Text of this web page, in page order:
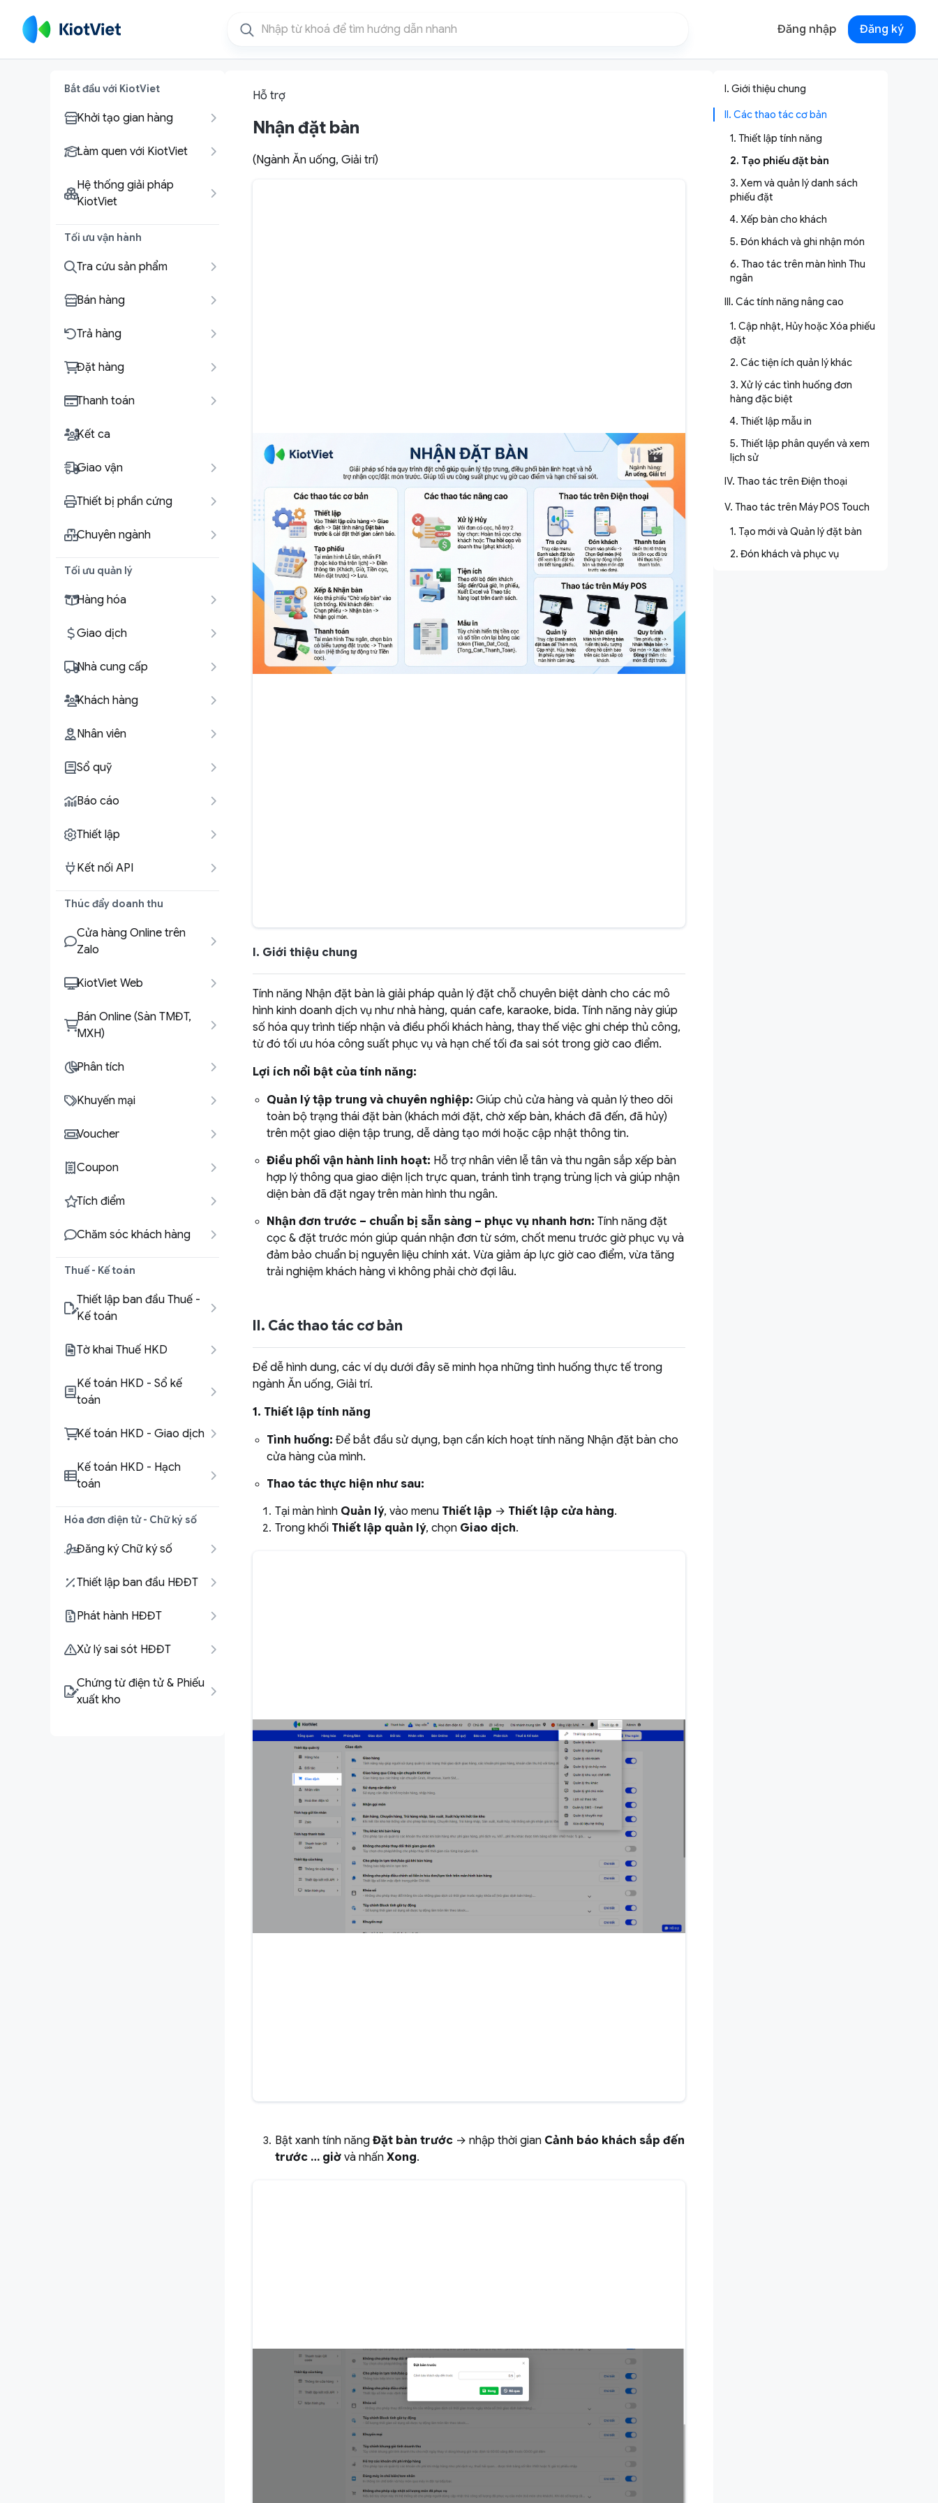
Đăng nhập Đăng ký
Bắt đầu với KiotViet
Khởi tạo gian hàng
Làm quen với KiotViet
Hệ thống giải pháp
KiotViet
Tối ưu vận hành
Tra cứu sản phẩm
Bán hàng
Trả hàng
Đặt hàng
Thanh toán
Kết ca
Giao vận
Thiết bị phần cứng
Chuyên ngành
Tối ưu quản lý
Hàng hóa
Giao dịch
Nhà cung cấp
Khách hàng
Nhân viên
Sổ quỹ
Báo cáo
Thiết lập
Kết nối API
Thúc đẩy doanh thu
Cửa hàng Online trên
Zalo
KiotViet Web
Bán Online (Sàn TMĐT,
MXH)
Phân tích
Khuyến mại
Voucher
Coupon
Tích điểm
Chăm sóc khách hàng
Thuế - Kế toán
Thiết lập ban đầu Thuế -
Kế toán
Tờ khai Thuế HKD
Kế toán HKD - Sổ kế
toán
Kế toán HKD - Giao dịch
Kế toán HKD - Hạch
toán
Hóa đơn điện tử - Chữ ký số
Đăng ký Chữ ký số
Thiết lập ban đầu HĐĐT
Phát hành HĐĐT
Xử lý sai sót HĐĐT
Chứng từ điện tử & Phiếu
xuất kho
Hỗ trợ
Nhận đặt bàn
(Ngành Ăn uống, Giải trí)
I. Giới thiệu chung
Tính năng Nhận đặt bàn là giải pháp quản lý đặt chỗ chuyên biệt dành cho các mô
hình kinh doanh dịch vụ như nhà hàng, quán cafe, karaoke, bida. Tính năng này giúp
số hóa quy trình tiếp nhận và điều phối khách hàng, thay thế việc ghi chép thủ công,
từ đó tối ưu hóa công suất phục vụ và hạn chế tối đa sai sót trong giờ cao điểm.
Lợi ích nổi bật của tính năng:
Quản lý tập trung và chuyên nghiệp: Giúp chủ cửa hàng và quản lý theo dõi
toàn bộ trạng thái đặt bàn (khách mới đặt, chờ xếp bàn, khách đã đến, đã hủy)
trên một giao diện tập trung, dễ dàng tạo mới hoặc cập nhật thông tin.
Điều phối vận hành linh hoạt: Hỗ trợ nhân viên lễ tân và thu ngân sắp xếp bàn
hợp lý thông qua giao diện lịch trực quan, tránh tình trạng trùng lịch và giúp nhận
diện bàn đã đặt ngay trên màn hình thu ngân.
Nhận đơn trước – chuẩn bị sẵn sàng – phục vụ nhanh hơn: Tính năng đặt
cọc & đặt trước món giúp quán nhận đơn từ sớm, chốt menu trước giờ phục vụ và
đảm bảo chuẩn bị nguyên liệu chính xát. Vừa giảm áp lực giờ cao điểm, vừa tăng
trải nghiệm khách hàng vì không phải chờ đợi lâu.
II. Các thao tác cơ bản
Để dễ hình dung, các ví dụ dưới đây sẽ minh họa những tình huống thực tế trong
ngành Ăn uống, Giải trí.
1. Thiết lập tính năng
Tình huống: Để bắt đầu sử dụng, bạn cần kích hoạt tính năng Nhận đặt bàn cho
cửa hàng của mình.
Thao tác thực hiện như sau:
Tại màn hình Quản lý, vào menu Thiết lập → Thiết lập cửa hàng.
Trong khối Thiết lập quản lý, chọn Giao dịch.
Bật xanh tính năng Đặt bàn trước → nhập thời gian Cảnh báo khách sắp đến
trước … giờ và nhấn Xong.
I. Giới thiệu chung
II. Các thao tác cơ bản
1. Thiết lập tính năng
2. Tạo phiếu đặt bàn
3. Xem và quản lý danh sách
phiếu đặt
4. Xếp bàn cho khách
5. Đón khách và ghi nhận món
6. Thao tác trên màn hình Thu
ngân
III. Các tính năng nâng cao
1. Cập nhật, Hủy hoặc Xóa phiếu
đặt
2. Các tiện ích quản lý khác
3. Xử lý các tình huống đơn
hàng đặc biệt
4. Thiết lập mẫu in
5. Thiết lập phân quyền và xem
lịch sử
IV. Thao tác trên Điện thoại
V. Thao tác trên Máy POS Touch
1. Tạo mới và Quản lý đặt bàn
2. Đón khách và phục vụ